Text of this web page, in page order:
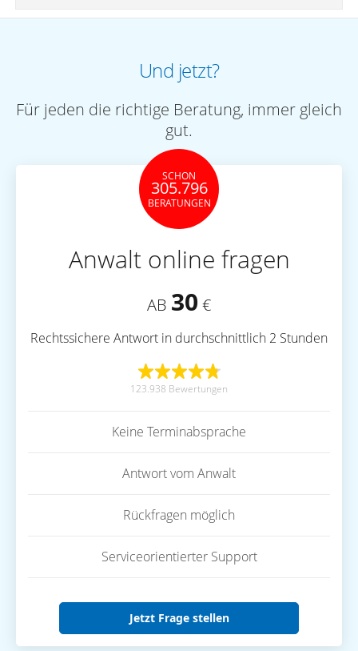
Und jetzt?
Für jeden die richtige Beratung, immer gleich
gut.
SCHON
305.796
BERATUNGEN
Anwalt online fragen
AB 30 €
Rechtssichere Antwort in durchschnittlich 2 Stunden
123.938 Bewertungen
Keine Terminabsprache
Antwort vom Anwalt
Rückfragen möglich
Serviceorientierter Support
Jetzt Frage stellen